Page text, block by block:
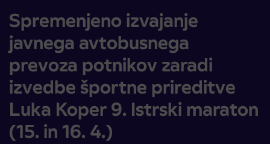
Spremenjeno izvajanje
javnega avtobusnega
prevoza potnikov zaradi
izvedbe športne prireditve
Luka Koper 9. Istrski maraton
(15. in 16. 4.)